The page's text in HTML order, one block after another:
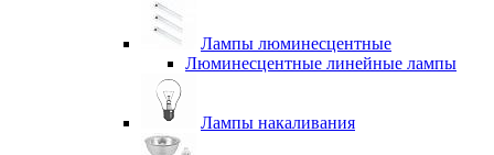
Лампы люминесцентные
Люминесцентные линейные лампы
Лампы накаливания